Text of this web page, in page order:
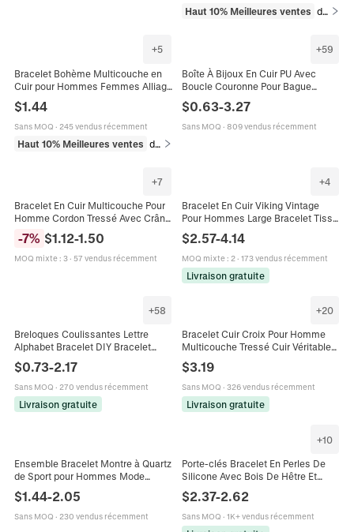
Haut 10% Meilleures ventes dans Bracelets
+5
Bracelet Bohème Multicouche en
Cuir pour Hommes Femmes Alliage
Chapeau de Cowboy Feuille Plume
$1.44
Sans MOQ · 245 vendus récemment
Haut 10% Meilleures ventes dans Bracelets
+59
Boîte À Bijoux En Cuir PU Avec
Boucle Couronne Pour Bague
Élégant Emballage
$0.63-3.27
Sans MOQ · 809 vendus récemment
+7
Bracelet En Cuir Multicouche Pour
Homme Cordon Tressé Avec Crâne
En Alliage Perles De Bois Punk
Vintage Ajustable
-7% $1.12-1.50
MOQ mixte: 3· 57 vendus récemment
+4
Bracelet En Cuir Viking Vintage
Pour Hommes Large Bracelet Tissé
Avec Plaque Métallique Arbre De
Vie Nordique Boucle Réglable
$2.57-4.14
MOQ mixte: 2· 173 vendus récemment
Livraison gratuite
+58
Breloques Coulissantes Lettre
Alphabet Bracelet DIY Bracelet
Maille Bracelet Cuir PU Initiales
Majuscules Bijoux Mode Femmes
$0.73-2.17
Sans MOQ · 270 vendus récemment
Livraison gratuite
+20
Bracelet Cuir Croix Pour Homme
Multicouche Tressé Cuir Véritable
Acier Inoxydable Fermoir
Magnétique Marron Vintage
Religieux
$3.19
Sans MOQ · 326 vendus récemment
Livraison gratuite
Ensemble Bracelet Montre à Quartz
de Sport pour Hommes Mode
Boîtier en Alliage Montre Homme
$1.44-2.05
Sans MOQ · 230 vendus récemment
+10
Porte-clés Bracelet En Perles De
Silicone Avec Bois De Hêtre Et
Femmes
$2.37-2.62
Sans MOQ · 1K+ vendus récemment